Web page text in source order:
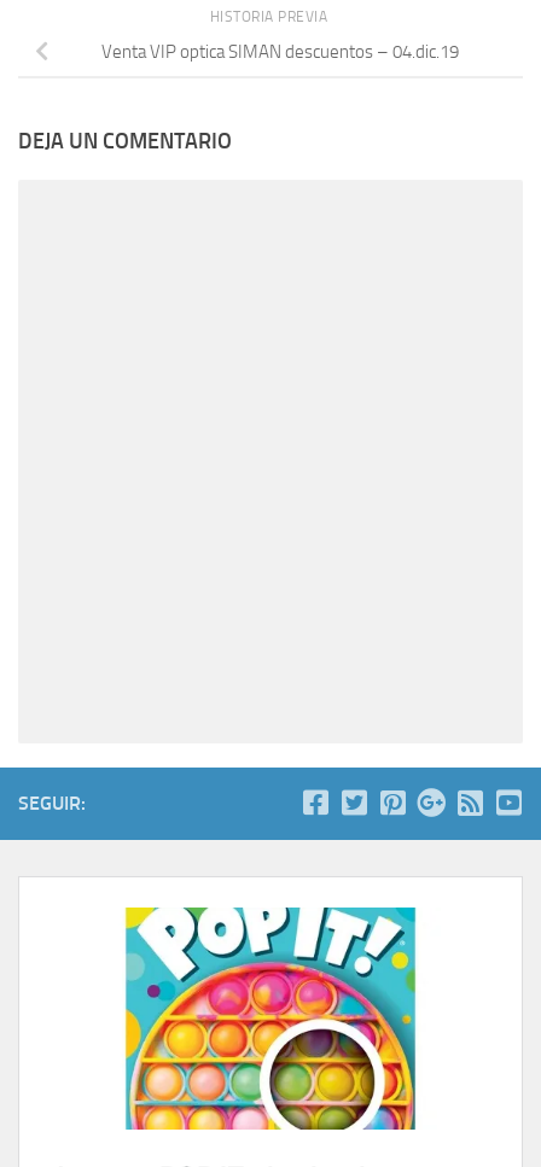
HISTORIA PREVIA
Venta VIP optica SIMAN descuentos – 04.dic.19
DEJA UN COMENTARIO
SEGUIR: